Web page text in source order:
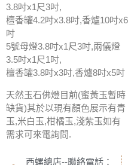
3.8吋x1尺3吋,
檀香罐4.2吋x3.8吋,香爐10吋x6
吋
5號母燈3.8吋x1尺3吋,兩儀燈
3.5吋x1尺1吋,
檀香罐3.8吋x3吋,香爐8吋x5吋
天然玉石佛燈目前(蜜黃玉暫時
缺貨)其於以現有顏色展示有青
玉,米白玉,柑橘玉,淺紫玉如有
需求可來電詢問.
西螺總店--聯絡電話：